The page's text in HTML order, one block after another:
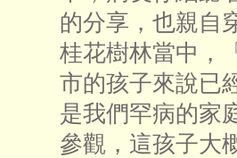
的分享，也親自
桂花樹林當中，
市的孩子來說已
是我們罕病的家
參觀，這孩子大